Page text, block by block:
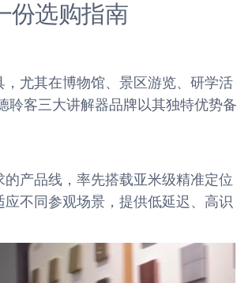
份选购指南
尤其在博物馆、景区游览、研学活
聆客三大讲解器品牌以其独特优势备
产品线，率先搭载亚米级精准定位
不同参观场景，提供低延迟、高识